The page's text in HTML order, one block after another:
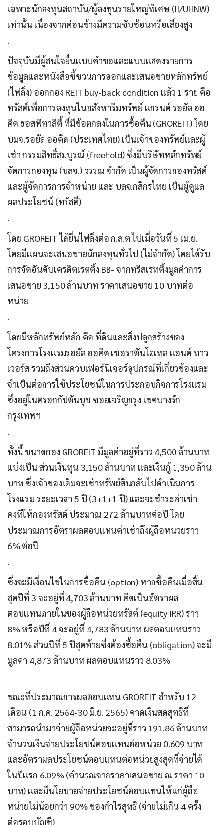
เฉพาะนักลงทุนสถาบัน/ผู้ลงทุนรายใหญ่พิเศษ (II/UHNW)
เท่านั้น เนื่องจากค่อนข้างมีความซับซ้อนหรือเสี่ยงสูง
.
ปัจจุบันมีผู้สนใจยื่นแบบคำขอและแบบแสดงรายการ
ข้อมูลและหนังสือชี้ชวนการออกและเสนอขายหลักทรัพย์
(ไฟลิ่ง) ออกกอง REIT buy-back condition แล้ว 1 ราย คือ
ทรัสต์เพื่อการลงทุนในอสังหาริมทรัพย์ แกรนด์ รอยัล ออ
คิด ฮอสพิทาลิตี้ ที่มีข้อตกลงในการซื้อคืน (GROREIT) โดย
บมจ.รอยัล ออคิด (ประเทศไทย) เป็นเจ้าของทรัพย์และผู้
เช่า กรรมสิทธิ์สมบูรณ์ (freehold) ซึ่งมีบริษัทหลักทรัพย์
จัดการกองทุน (บลจ.) วรรณ จํากัด เป็นผู้จัดการกองทรัสต์
และผู้จัดการการจำหน่าย และ บลจ.กสิกรไทย เป็นผู้ดูแล
ผลประโยชน์ (ทรัสตี)
.
โดย GROREIT ได้ยื่นไฟลิ่งต่อ ก.ล.ต.ไปเมื่อวันที่ 5 เม.ย.
โดยมีแผนจะเสนอขายนักลงทุนทั่วไป (ไม่จำกัด) โดยได้รับ
การจัดอันดับเครดิตเรตติ้ง BB- จากทริสเรทติ้งมูลค่าการ
เสนอขาย 3,150 ล้านบาท ราคาเสนอขาย 10 บาทต่อ
หน่วย
.
โดยมีหลักทรัพย์หลัก คือ ที่ดินและสิ่งปลูกสร้างของ
โครงการโรงแรมรอยัล ออคิด เชอราตันโฮเทล แอนด์ ทาว
เวอร์ส รวมถึงส่วนควบเฟอร์นิเจอร์อุปกรณ์ที่เกี่ยวข้องและ
จำเป็นต่อการใช้ประโยชน์ในการประกอบกิจการโรงแรม
ซึ่งอยู่ในตรอกกัปตันบุช ซอยเจริญกรุง เขตบางรัก
กรุงเทพฯ
.
ทั้งนี้ ขนาดกอง GROREIT มีมูลค่าอยู่ที่ราว 4,500 ล้านบาท
แบ่งเป็น ส่วนเงินทุน 3,150 ล้านบาท และเงินกู้ 1,350 ล้าน
บาท ซึ่งเจ้าของเดิมจะเช่าทรัพย์สินกลับไปดำเนินการ
โรงแรม ระยะเวลา 5 ปี (3+1+1 ปี) และจะชำระค่าเช่า
คงที่ให้กองทรัสต์ ประมาณ 272 ล้านบาทต่อปี โดย
ประมาณการอัตราผลตอบแทนค่าเช่าถึงผู้ถือหน่วยราว
6% ต่อปี
.
ซึ่งจะมีเงื่อนไขในการซื้อคืน (option) หากซื้อคืนเมื่อสิ้น
สุดปีที่ 3 จะอยู่ที่ 4,703 ล้านบาท คิดเป็นอัตราผล
ตอบแทนภายในของผู้ถือหน่วยทรัสต์ (equity IRR) ราว
8% หรือปีที่ 4 จะอยู่ที่ 4,783 ล้านบาท ผลตอบแทนราว
8.01% ส่วนปีที่ 5 ปีสุดท้ายซึ่งต้องซื้อคืน (obligation) จะมี
มูลค่า 4,873 ล้านบาท ผลตอบแทนราว 8.03%
.
ขณะที่ประมาณการผลตอบแทน GROREIT สำหรับ 12
เดือน (1 ก.ค. 2564-30 มิ.ย. 2565) คาดเงินสดสุทธิที่
สามารถนำมาจ่ายผู้ถือหน่วยจะอยู่ที่ราว 191.86 ล้านบาท
จำนวนเงินจ่ายประโยชน์ตอบแทนต่อหน่วย 0.609 บาท
และอัตราผลประโยชน์ตอบแทนต่อหน่วยสูงสุดที่จ่ายได้
ในปีแรก 6.09% (คำนวณจากราคาเสนอขาย ณ ราคา 10
บาท) และมีนโยบายจ่ายประโยชน์ตอบแทนให้แก่ผู้ถือ
หน่วยไม่น้อยกว่า 90% ของกำไรสุทธิ (จ่ายไม่เกิน 4 ครั้ง
ต่อรอบบัญชี)